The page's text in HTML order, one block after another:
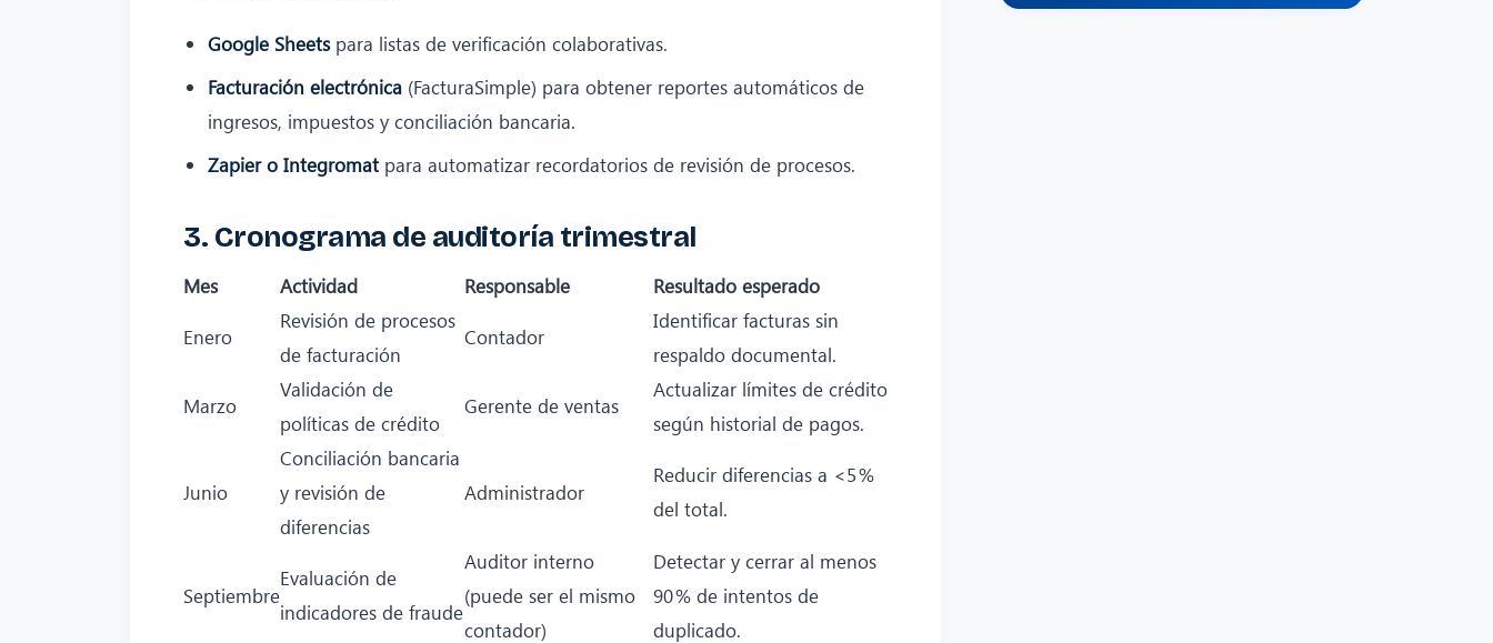
Google Sheetspara listas de verificación colaborativas.
Facturación electrónica (FacturaSimple) para obtener reportes automáticos de
ingresos, impuestos y conciliación bancaria.
Zapier o Integromat para automatizar recordatorios de revisión de procesos.
3. Cronograma de auditoría trimestral
Mes Actividad Responsable Resultado esperado
Enero
Revisión de procesos
de facturación
Contador
Identificar facturas sin
respaldo documental.
Marzo
Validación de
políticas de crédito
Gerente de ventas
Actualizar límites de crédito
según historial de pagos.
Junio
Conciliación bancaria
y revisión de
diferencias
Administrador
Reducir diferencias a <5 %
del total.
Septiembre
Evaluación de
indicadores de fraude
Auditor interno
(puede ser el mismo
contador)
Detectar y cerrar al menos
90 % de intentos de
duplicado.